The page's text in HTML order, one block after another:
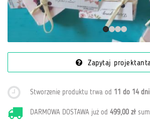
Zapytaj
Stworzenie produktu trwa od 11 do 14
DARMOWA DOSTAWA już od499,00 zł